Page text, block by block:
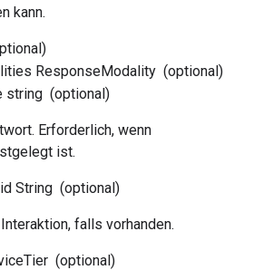
kann.
ResponseModality (optional)
string (optional)
Erforderlich, wenn
ist.
String (optional)
falls vorhanden.
(optional)